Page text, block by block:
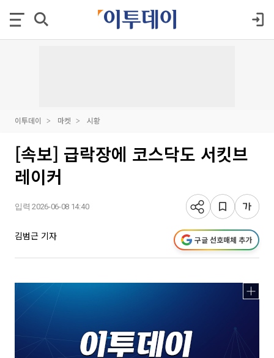
이투데이 마켓 시황
[속보] 급락장에 코스닥도 서킷브
레이커
입력 2026-06-08 14:40
김범근 기자 구글 선호매체 추가